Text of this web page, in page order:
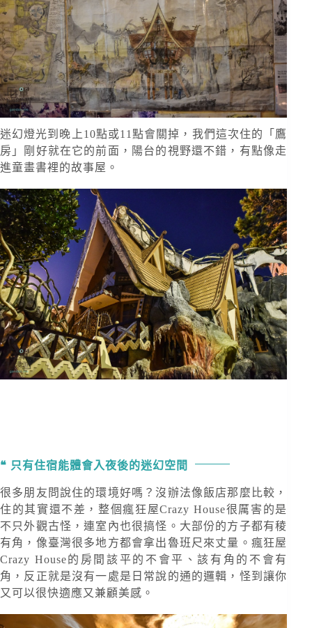
迷幻燈光到晚上10點或11點會關掉，我們這次住的「鷹
房」剛好就在它的前面，陽台的視野還不錯，有點像走
進童畫書裡的故事屋。
只有住宿能體會入夜後的迷幻空間
很多朋友問說住的環境好嗎？沒辦法像飯店那麼比較，
住的其實還不差，整個瘋狂屋Crazy House很厲害的是
不只外觀古怪，連室內也很搞怪。大部份的方子都有稜
有角，像臺灣很多地方都會拿出魯班尺來丈量。瘋狂屋
Crazy House的房間該平的不會平、該有角的不會有
角，反正就是沒有一處是日常說的通的邏輯，怪到讓你
又可以很快適應又兼顧美感。